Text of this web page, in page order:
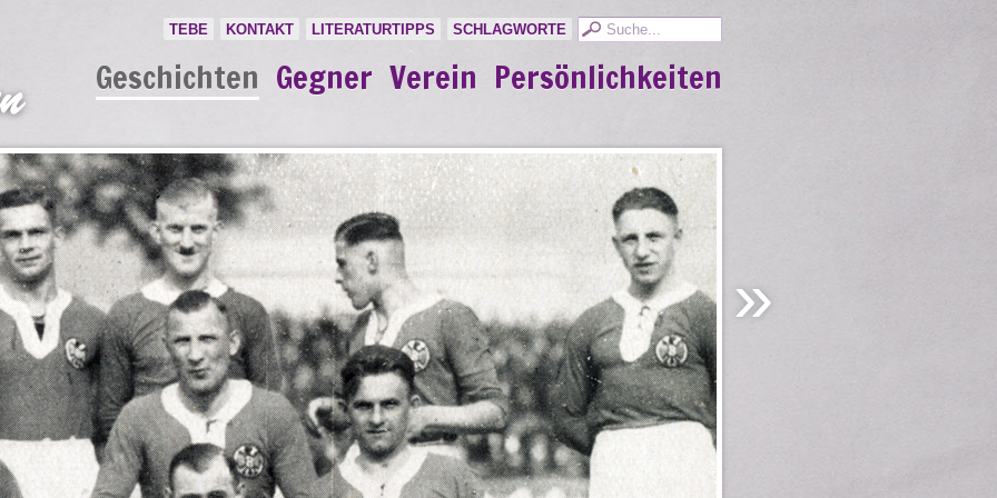
TEBE KONTAKT LITERATURTIPPS SCHLAGWORTE
Geschichten Gegner Verein Persönlichkeiten
»